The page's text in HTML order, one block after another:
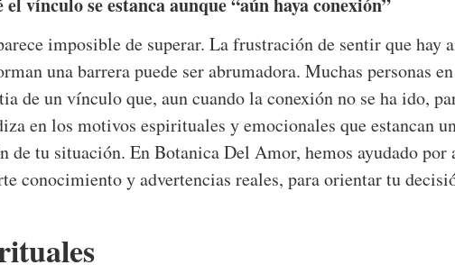
imposible de superar. La frustración de sentir que hay
una barrera puede ser abrumadora. Muchas personas
de un vínculo que, aun cuando la conexión no se ha ido,
en los motivos espirituales y emocionales que estancan
tu situación. En Botanica Del Amor, hemos ayudado por
conocimiento y advertencias reales, para orientar tu